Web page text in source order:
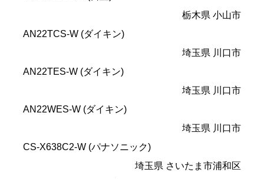
栃木県 小山市
AN22TCS-W (ダイキン)
埼玉県 川口市
AN22TES-W (ダイキン)
埼玉県 川口市
AN22WES-W (ダイキン)
埼玉県 川口市
CS-X638C2-W (パナソニック)
埼玉県 さいたま市浦和区